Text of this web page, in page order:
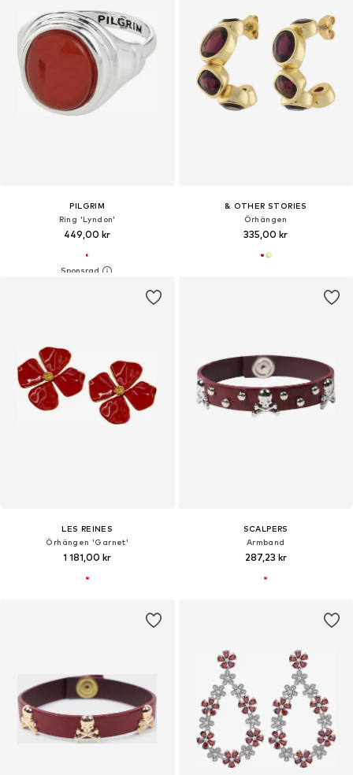
PILGRIM
Ring 'Lyndon'
449,00 kr
& OTHER STORIES
Örhängen
335,00 kr
LES REINES
Örhängen 'Garnet'
1 181,00 kr
SCALPERS
Armband
287,23 kr